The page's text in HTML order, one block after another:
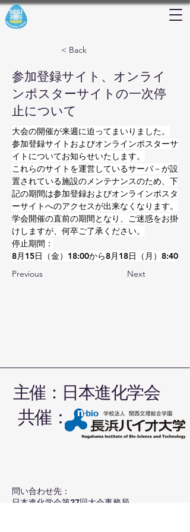
< Back
参加登録サイト、オンライ
ンポスターサイトの一次停
止について
大会の開催が来週に迫ってまいりました。
参加登録サイトおよびオンラインポスターサ
イトについてお知らせいたします。
これらのサイトを運営しているサーバ－が設
置されている施設のメンテナンスのため、下
記の期間は参加登録およびオンラインポスタ
ーサイトへのアクセスが出来なくなります。
学会開催の直前の期間となり、ご迷惑をお掛
けしますが、何卒ご了承ください。
停止期間：
8月15日（金）18:00から8月18日（月）8:40
Previous
Next
主催：日本進化学会
​共催：
​問い合わせ先：
日本進化学会第27回大会事務局